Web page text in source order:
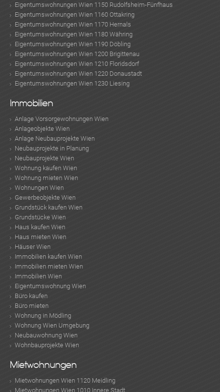
Eigentumswohnungen Wien 1150 Rudolfsheim-Fünfhaus
Eigentumswohnungen Wien 1160 Ottakring
Eigentumswohnungen Wien 1170 Hernals
Eigentumswohnungen Wien 1180 Währing
Eigentumswohnungen Wien 1190 Döbling
Eigentumswohnungen Wien 1200 Brigittenau
Eigentumswohnungen Wien 1210 Floridsdorf
Eigentumswohnungen Wien 1220 Donaustadt
Eigentumswohnungen Wien 1230 Liesing
Immobilien
Anlage Vorsorgewohnungen Wien
Anlageobjekte Wien
Anlage Neubauprojekte Wien
Neubauprojekte in Planung
Neubauprojekte Wien
Wohnung kaufen Wien
Wohnung mieten Wien
Wohnungen Wien
Gewerbeobjekte Wien
Grundstück kaufen Wien
Grundstücke Wien
Haus kaufen Wien
Haus mieten Wien
Häuser Wien
Immobilien kaufen Wien
Immobilien mieten Wien
Immobilien Wien
Eigentumswohnung Wien
Büro kaufen
Büro mieten
Wohnung in Mödling
Wohnung Wien Umgebung
Neubauwohnung Wien
Wohnbauprojekte Wien
Mietwohnungen
Mietwohnungen Wien 1120 Meidling
Mietwohnungen Wien 1010 Innere Stadt